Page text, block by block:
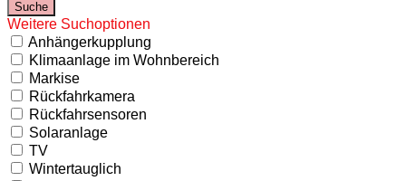
Weitere Suchoptionen
Anhängerkupplung
Klimaanlage im Wohnbereich
Markise
Rückfahrkamera
Rückfahrsensoren
Solaranlage
TV
Wintertauglich